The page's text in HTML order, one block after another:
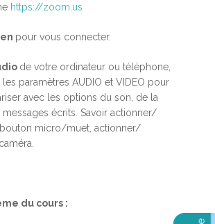
https://zoom.us
pour vous connecter.
de votre ordinateur ou téléphone,
paramètres AUDIO et VIDEO pour
avec les options du son, de la
messages écrits. Savoir actionner/
micro/muet, actionner/
du cours :